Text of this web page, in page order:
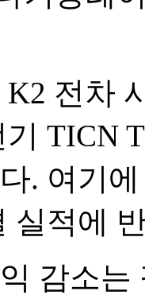
전차
기 TICN
. 여기
실적에
감소는